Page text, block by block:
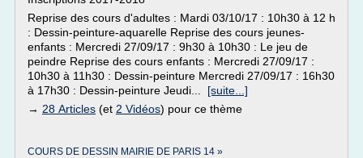
Reprise des cours d'adultes : Mardi 03/10/17 : 10h30 à 12 h
: Dessin-peinture-aquarelle Reprise des cours jeunes-
enfants : Mercredi 27/09/17 : 9h30 à 10h30 : Le jeu de
peindre Reprise des cours enfants : Mercredi 27/09/17 :
10h30 à 11h30 : Dessin-peinture Mercredi 27/09/17 : 16h30
à 17h30 : Dessin-peinture Jeudi... [suite...]
→ 28 Articles (et 2 Vidéos) pour ce thème
COURS DE DESSIN MAIRIE DE PARIS 14 »